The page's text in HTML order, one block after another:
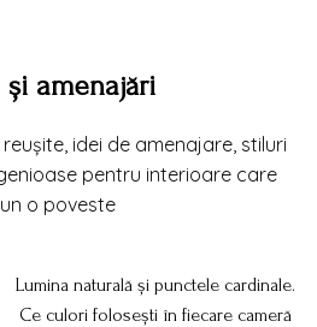
și amenajări
idei de amenajare, stiluri
pentru interioare care
o poveste
Lumina naturală și punctele cardinale.
Ce culori folosești în fiecare cameră